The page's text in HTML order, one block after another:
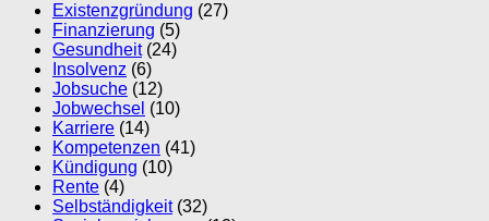
Existenzgründung (27)
Finanzierung (5)
Gesundheit(24)
Insolvenz (6)
Jobsuche (12)
Jobwechsel (10)
Karriere (14)
Kompetenzen (41)
Kündigung (10)
Rente (4)
Selbständigkeit(32)